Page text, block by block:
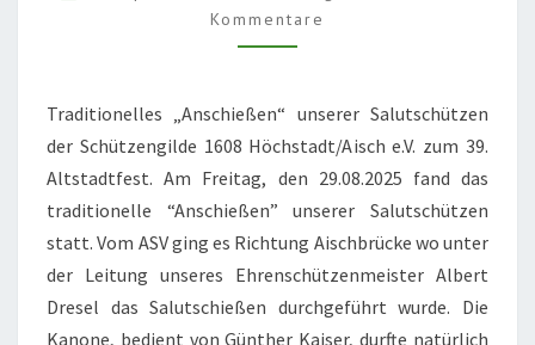
LTSTADTFEST
Kommentare
Traditionelles „Anschießen“ unserer Salutschützen
der Schützengilde 1608 Höchstadt/Aisch e.V. zum 39.
Altstadtfest. Am Freitag, den 29.08.2025 fand das
traditionelle “Anschießen” unserer Salutschützen
statt. Vom ASV ging es Richtung Aischbrücke wo unter
der Leitung unseres Ehrenschützenmeister Albert
Dresel das Salutschießen durchgeführt wurde. Die
Kanone, bedient von Günther Kaiser, durfte natürlich